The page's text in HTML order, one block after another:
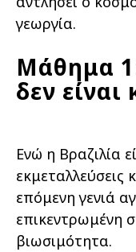
γεωργία.
Μάθημα
δεν
Ενώ η Βραζιλία
εκμεταλλεύσεις
επόμενη γενιά
επικεντρωμένη
βιωσιμότητα.